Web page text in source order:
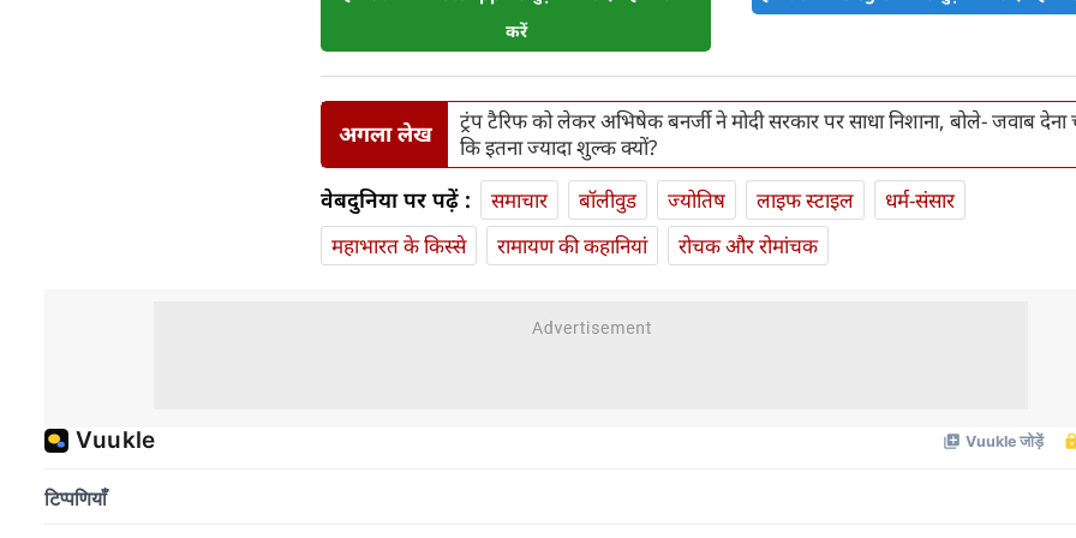
करें
अगला लेख
ट्रंप टैरिफ को लेकर अभिषेक बनर्जी ने मोदी सरकार पर साधा निशाना, बोले- जवाब देना
कि इतना ज्‍यादा शुल्क क्यों?
वेबदुनिया पर पढ़ें : समाचार बॉलीवुड ज्योतिष लाइफ स्‍टाइल
धर्म-संसार
महाभारत के किस्से
रामायण की कहानियां रोचक और रोमांचक